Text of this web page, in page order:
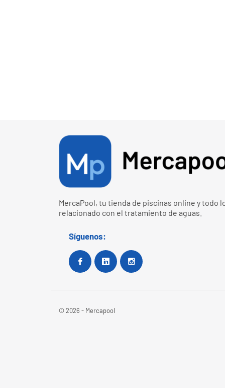
MercaPool, tu tienda de piscinas online y todo
relacionado con el tratamiento de aguas.
Síguenos:
Facebook Google+
© 2026 - Mercapool